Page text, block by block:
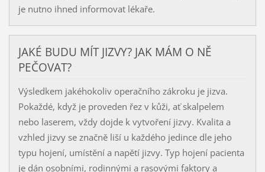
je nutno ihned informovat lékaře.
JAKÉ BUDU MÍT JIZVY? JAK MÁM O NĚ
PEČOVAT?
Výsledkem jakéhokoliv operačního zákroku je jizva.
Pokaždé, když je proveden řez v kůži, ať skalpelem
nebo laserem, vždy dojde k vytvoření jizvy. Kvalita a
vzhled jizvy se značně liší u každého jedince dle jeho
typu hojení, umístění a napětí jizvy. Typ hojení pacienta
je dán osobními, rodinnými a rasovými faktory a